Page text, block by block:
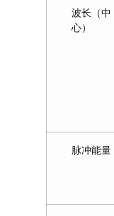
波长（中
心）
脉冲能量